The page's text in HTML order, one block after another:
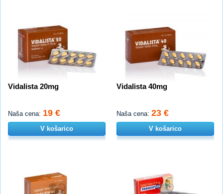
Vidalista 20mg
Naša cena: 19 €
V košarico
Vidalista 40mg
Naša cena: 23 €
V košarico